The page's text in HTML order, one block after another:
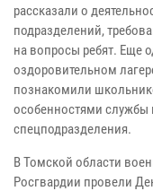
рассказали о
подразделений,
на вопросы ребят. Еще
оздоровительном
познакомили
особенностями
спецподразделения.
В Томской области
Росгвардии провели